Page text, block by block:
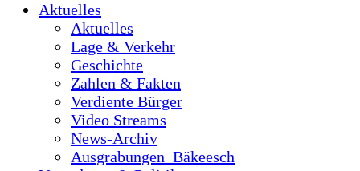
Aktuelles
Aktuelles
Lage & Verkehr
Geschichte
Zahlen & Fakten
Verdiente Bürger
Video Streams
News-Archiv
Ausgrabungen_Bäkeesch